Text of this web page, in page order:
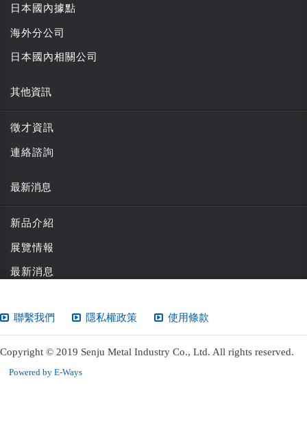
日本國內據點
海外分公司
日本國內相關公司
其他資訊
徵才資訊
連絡諮詢
最新消息
新品介紹
展覽情報
最新消息
聯繫我們 隱私權政策 使用條款
Copyright © 2019 Senju Metal Industry Co., Ltd. All rights reserved.
Powered by E-Ways